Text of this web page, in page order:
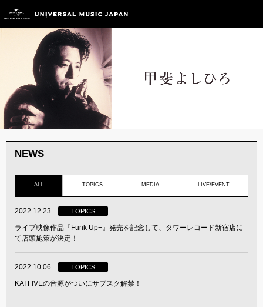
NEWS
ALL TOPICS MEDIA LIVE/EVENT
2022.12.23 TOPICS
ライブ映像作品『Funk Up+』発売を記念して、タワーレコード新宿店に
て店頭施策が決定！
2022.10.06 TOPICS
KAI FIVEの音源がついにサブスク解禁！